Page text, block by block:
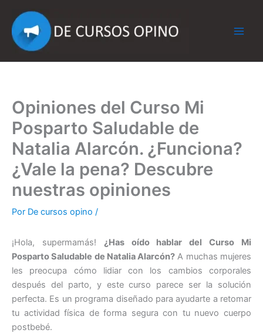
contenido
Opiniones del Curso Mi
Posparto Saludable de
Natalia Alarcón. ¿Funciona?
¿Vale la pena? Descubre
nuestras opiniones
Por De cursos opino /
¡Hola, supermamás! ¿Has oído hablar del Curso Mi
Posparto Saludable de Natalia Alarcón? A muchas mujeres
les preocupa cómo lidiar con los cambios corporales
después del parto, y este curso parece ser la solución
perfecta. Es un programa diseñado para ayudarte a retomar
tu actividad física de forma segura con tu nuevo cuerpo
postbebé.